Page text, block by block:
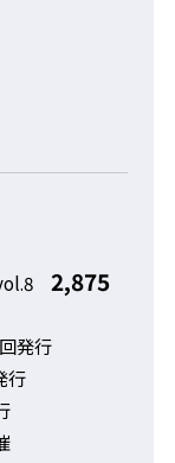
vol.82,875
回発行
行